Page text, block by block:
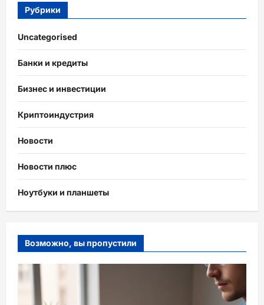
Рубрики
Uncategorised
Банки и кредиты
Бизнес и инвестиции
Криптоиндустрия
Новости
Новости плюс
Ноутбуки и планшеты
Возможно, вы пропустили